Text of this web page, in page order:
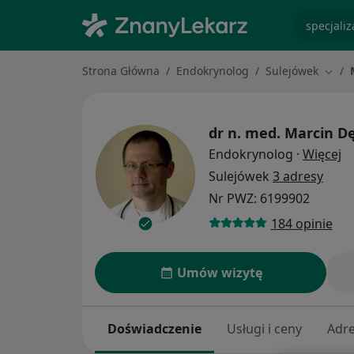
Strona Główna Endokrynolog Sulejówek
dr n. med. Marcin
Endokrynolog · Więcej
Sulejówek 3 adresy
Nr PWZ: 6199902
184 opinie
Umów wizytę
Doświadczenie Usługi i ceny